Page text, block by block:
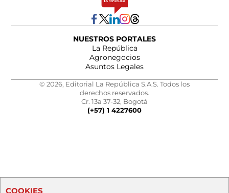
NUESTROS PORTALES
La República
Agronegocios
Asuntos Legales
© 2026, Editorial La República S.A.S. Todos los
derechos reservados.
Cr. 13a 37-32, Bogotá
(+57) 1 4227600
COOKIES